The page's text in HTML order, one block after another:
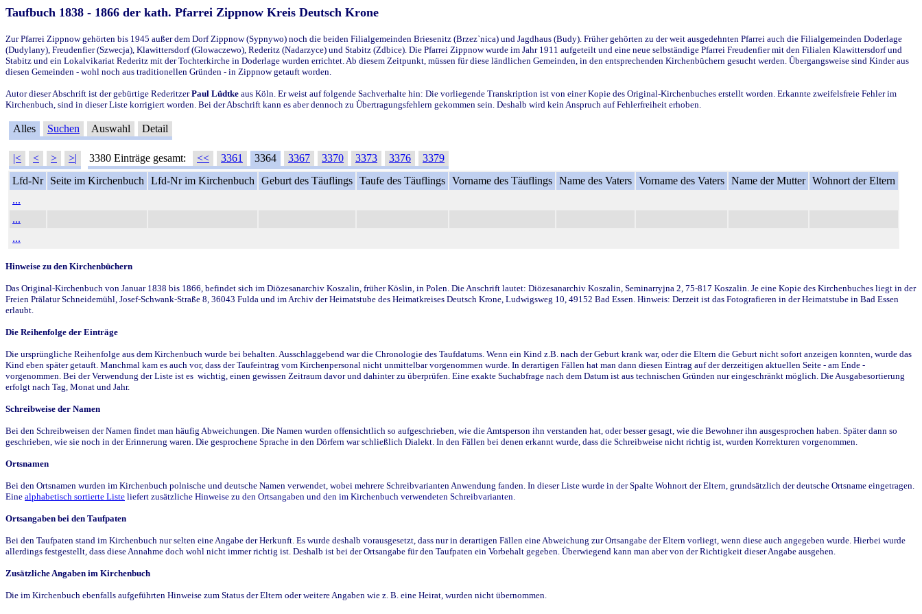
Taufbuch 1838 - 1866 der kath. Pfarrei Zippnow Kreis Deutsch Krone
Zur Pfarrei Zippnow gehörten bis 1945 außer dem Dorf Zippnow (Sypnywo) noch die beiden Filialgemeinden Briesenitz (Brzez`nica) und Jagdhaus (Budy). Früher gehörten zu der weit ausgedehnten Pfarrei auch die Filialgemeinden Doderlage
(Dudylany), Freudenfier (Szwecja), Klawittersdorf (Glowaczewo), Rederitz (Nadarzyce) und Stabitz (Zdbice). Die Pfarrei Zippnow wurde im Jahr 1911 aufgeteilt und eine neue selbständige Pfarrei Freudenfier mit den Filialen Klawittersdorf und
Stabitz und ein Lokalvikariat Rederitz mit der Tochterkirche in Doderlage wurden errichtet. Ab diesem Zeitpunkt, müssen für diese ländlichen Gemeinden, in den entsprechenden Kirchenbüchern gesucht werden. Übergangsweise sind Kinder aus
diesen Gemeinden - wohl noch aus traditionellen Gründen - in Zippnow getauft worden.
Autor dieser Abschrift ist der gebürtige RederitzerPaul Lüdtke aus Köln. Er weist auf folgende Sachverhalte hin: Die vorliegende Transkription ist von einer Kopie des Original-Kirchenbuches erstellt worden. Erkannte zweifelsfreie Fehler im
Kirchenbuch, sind in dieser Liste korrigiert worden. Bei der Abschrift kann es aber dennoch zu Übertragungsfehlern gekommen sein. Deshalb wird kein Anspruch auf Fehlerfreiheit erhoben.
Alles Suchen Auswahl Detail
|< < > >| 3380 Einträge gesamt: << 3361 3364 3367 3370 3373 3376
3379
Lfd-Nr
Seite im Kirchenbuch Lfd-Nr im Kirchenbuch Geburt des Täuflings Taufe des Täuflings Vorname des Täuflings Name des Vaters Vorname des Vaters Name der Mutter Wohnort der Eltern
...
...
...
Hinweise zu den Kirchenbüchern
Das Original-Kirchenbuch von Januar 1838 bis 1866, befindet sich im Diözesanarchiv Koszalin, früher Köslin, in Polen. Die Anschrift lautet: Diözesanarchiv Koszalin, Seminarryjna 2, 75-817 Koszalin. Je eine Kopie des Kirchenbuches liegt in der
Freien Prälatur Schneidemühl, Josef-Schwank-Straße 8, 36043 Fulda und im Archiv der Heimatstube des Heimatkreises Deutsch Krone, Ludwigsweg 10, 49152 Bad Essen. Hinweis: Derzeit ist das Fotografieren in der Heimatstube in Bad Essen
erlaubt.
Die Reihenfolge der Einträge
Die ursprüngliche Reihenfolge aus dem Kirchenbuch wurde bei behalten. Ausschlaggebend war die Chronologie des Taufdatums. Wenn ein Kind z.B. nach der Geburt krank war, oder die Eltern die Geburt nicht sofort anzeigen konnten, wurde das
Kind eben später getauft. Manchmal kam es auch vor, dass der Taufeintrag vom Kirchenpersonal nicht unmittelbar vorgenommen wurde. In derartigen Fällen hat man dann diesen Eintrag auf der derzeitigen aktuellen Seite - am Ende -
vorgenommen. Bei der Verwendung der Liste ist es wichtig, einen gewissen Zeitraum davor und dahinter zu überprüfen. Eine exakte Suchabfrage nach dem Datum ist aus technischen Gründen nur eingeschränkt möglich. Die Ausgabesortierung
erfolgt nach Tag, Monat und Jahr.
Schreibweise der Namen
Bei den Schreibweisen der Namen findet man häufig Abweichungen. Die Namen wurden offensichtlich so aufgeschrieben, wie die Amtsperson ihn verstanden hat, oder besser gesagt, wie die Bewohner ihn ausgesprochen haben. Später dann so
geschrieben, wie sie noch in der Erinnerung waren. Die gesprochene Sprache in den Dörfern war schließlich Dialekt. In den Fällen bei denen erkannt wurde, dass die Schreibweise nicht richtig ist, wurden Korrekturen vorgenommen.
Ortsnamen
Bei den Ortsnamen wurden im Kirchenbuch polnische und deutsche Namen verwendet, wobei mehrere Schreibvarianten Anwendung fanden. In dieser Liste wurde in der Spalte Wohnort der Eltern, grundsätzlich der deutsche Ortsname eingetragen.
Eine alphabetisch sortierte Liste liefert zusätzliche Hinweise zu den Ortsangaben und den im Kirchenbuch verwendeten Schreibvarianten.
Ortsangaben bei den Taufpaten
Bei den Taufpaten stand im Kirchenbuch nur selten eine Angabe der Herkunft. Es wurde deshalb vorausgesetzt, dass nur in derartigen Fällen eine Abweichung zur Ortsangabe der Eltern vorliegt, wenn diese auch angegeben wurde. Hierbei wurde
allerdings festgestellt, dass diese Annahme doch wohl nicht immer richtig ist. Deshalb ist bei der Ortsangabe für den Taufpaten ein Vorbehalt gegeben. Überwiegend kann man aber von der Richtigkeit dieser Angabe ausgehen.
Zusätzliche Angaben im Kirchenbuch
Die im Kirchenbuch ebenfalls aufgeführten Hinweise zum Status der Eltern oder weitere Angaben wie z. B. eine Heirat, wurden nicht übernommen.